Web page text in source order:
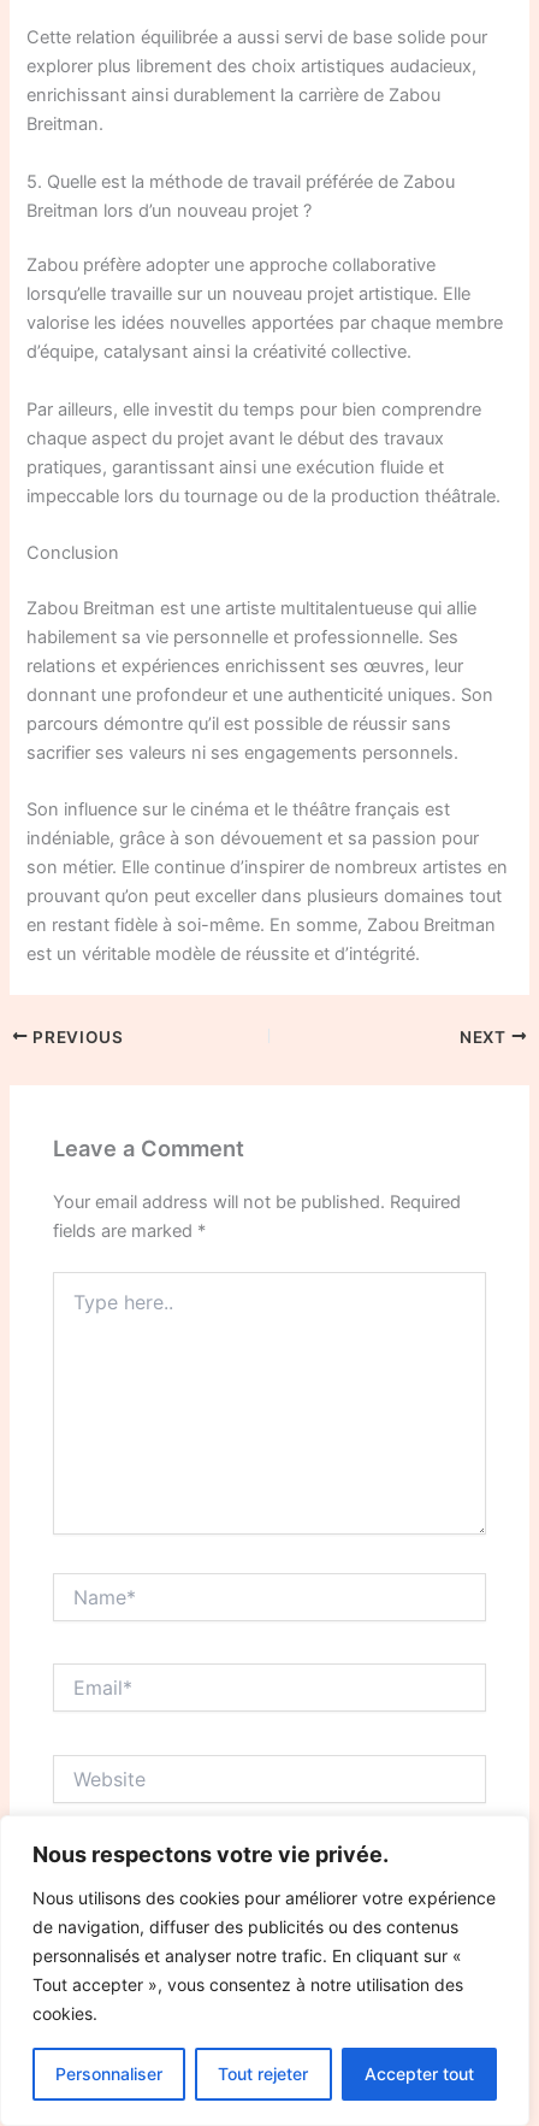
Nous respectons votre vie privée.
Nous utilisons des cookies pour améliorer votre expérience
de navigation, diffuser des publicités ou des contenus
personnalisés et analyser notre trafic. En cliquant sur «
Tout accepter », vous consentez à notre utilisation des
cookies.
Personnaliser Tout rejeter Accepter tout
Cette relation équilibrée a aussi servi de base solide pour
explorer plus librement des choix artistiques audacieux,
enrichissant ainsi durablement la carrière de Zabou
Breitman.
5. Quelle est la méthode de travail préférée de Zabou
Breitman lors d’un nouveau projet ?
Zabou préfère adopter une approche collaborative
lorsqu’elle travaille sur un nouveau projet artistique. Elle
valorise les idées nouvelles apportées par chaque membre
d’équipe, catalysant ainsi la créativité collective.
Par ailleurs, elle investit du temps pour bien comprendre
chaque aspect du projet avant le début des travaux
pratiques, garantissant ainsi une exécution fluide et
impeccable lors du tournage ou de la production théâtrale.
Conclusion
Zabou Breitman est une artiste multitalentueuse qui allie
habilement sa vie personnelle et professionnelle. Ses
relations et expériences enrichissent ses œuvres, leur
donnant une profondeur et une authenticité uniques. Son
parcours démontre qu’il est possible de réussir sans
sacrifier ses valeurs ni ses engagements personnels.
Son influence sur le cinéma et le théâtre français est
indéniable, grâce à son dévouement et sa passion pour
son métier. Elle continue d’inspirer de nombreux artistes en
prouvant qu’on peut exceller dans plusieurs domaines tout
en restant fidèle à soi-même. En somme, Zabou Breitman
est un véritable modèle de réussite et d’intégrité.
PREVIOUS NEXT
Leave a Comment
Your email address will not be published. Required
fields are marked *
here..
Save my name, email, and website in this browser
for the next time I comment.